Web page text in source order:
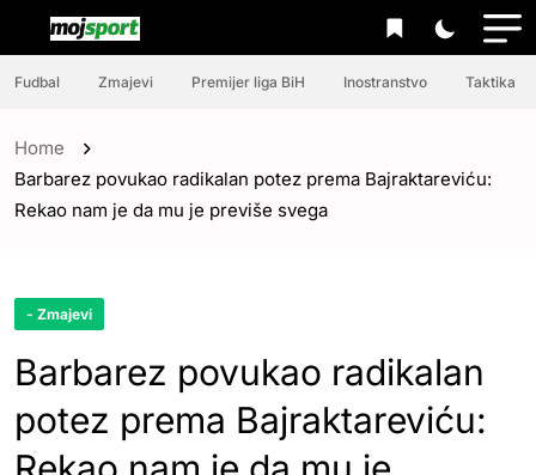
Fudbal Zmajevi Premijer liga BiH Inostranstvo Taktika
Home
Barbarez povukao radikalan potez prema Bajraktareviću:
Rekao nam je da mu je previše svega
- Zmajevi
Barbarez povukao radikalan
potez prema Bajraktareviću: